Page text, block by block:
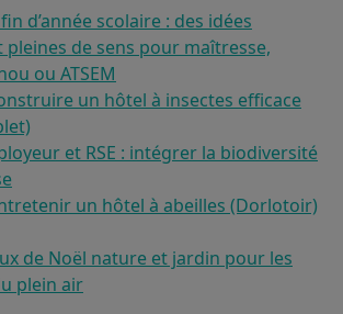
d’année scolaire : des idées
pleines de sens pour maîtresse,
ou ATSEM
un hôtel à insectes efficace
et RSE : intégrer la biodiversité
un hôtel à abeilles (Dorlotoir)
de Noël nature et jardin pour les
plein air